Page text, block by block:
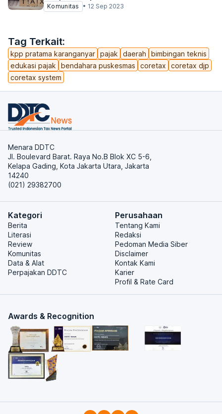
Tag Terkait:
kpp pratama karanganyar pajak daerah
bimbingan teknis
edukasi pajak
bendahara puskesmas coretax
coretax djp
coretax system
Komunitas • 12 Sep 2023
Menara DDTC
Jl. Boulevard Barat. Raya No.B Blok XC 5-6,
Kelapa Gading, Kota Jakarta Utara, Jakarta
14240
(021) 29382700
Kategori
Berita
Literasi
Review
Komunitas
Data & Alat
Perpajakan DDTC
Perusahaan
Tentang Kami
Redaksi
Pedoman Media Siber
Disclaimer
Kontak Kami
Karier
Profil & Rate Card
Awards & Recognition